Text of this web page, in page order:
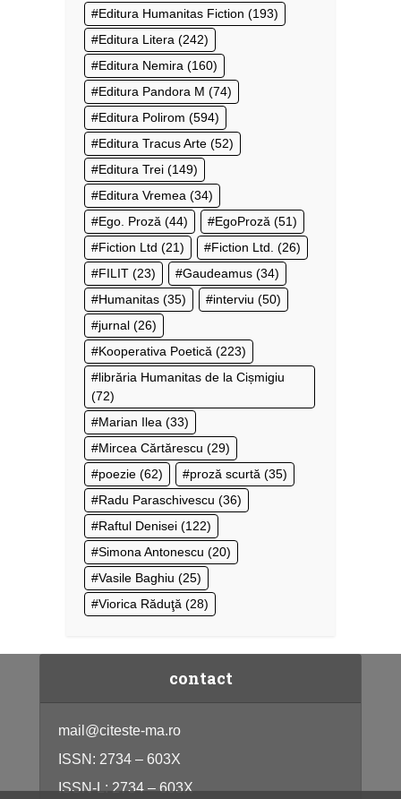
Editura Humanitas Fiction (193)
Editura Litera (242)
Editura Nemira (160)
Editura Pandora M (74)
Editura Polirom (594)
Editura Tracus Arte (52)
Editura Trei (149)
Editura Vremea (34)
Ego. Proză (44) EgoProză (51)
Fiction Ltd (21) Fiction Ltd. (26)
FILIT (23) Gaudeamus (34)
Humanitas (35) interviu (50)
jurnal (26)
Kooperativa Poetică (223)
librăria Humanitas de la Cișmigiu
(72)
Marian Ilea (33)
Mircea Cărtărescu (29)
poezie (62) proză scurtă (35)
Radu Paraschivescu (36)
Raftul Denisei (122)
Simona Antonescu (20)
Vasile Baghiu (25)
Viorica Răduţă (28)
contact
mail@citeste-ma.ro
ISSN: 2734 – 603X
ISSN-L: 2734 – 603X